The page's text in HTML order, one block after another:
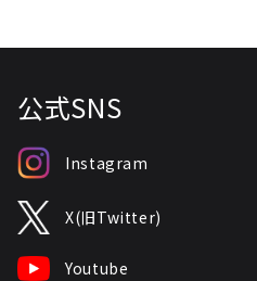
公式SNS
Instagram
X(旧Twitter)
Youtube